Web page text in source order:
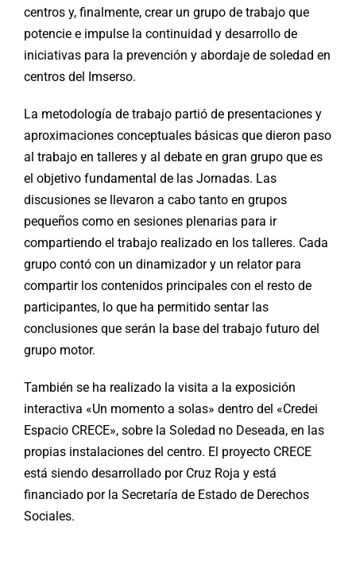
centros y, finalmente, crear un grupo de trabajo que
potencie e impulse la continuidad y desarrollo de
iniciativas para la prevención y abordaje de soledad en
centros del Imserso.
La metodología de trabajo partió de presentaciones y
aproximaciones conceptuales básicas que dieron paso
al trabajo en talleres y al debate en gran grupo que es
el objetivo fundamental de las Jornadas. Las
discusiones se llevaron a cabo tanto en grupos
pequeños como en sesiones plenarias para ir
compartiendo el trabajo realizado en los talleres. Cada
grupo contó con un dinamizador y un relator para
compartir los contenidos principales con el resto de
participantes, lo que ha permitido sentar las
conclusiones que serán la base del trabajo futuro del
grupo motor.
También se ha realizado la visita a la exposición
interactiva «Un momento a solas» dentro del «Credei
Espacio CRECE», sobre la Soledad no Deseada, en las
propias instalaciones del centro. El proyecto CRECE
está siendo desarrollado por Cruz Roja y está
financiado por la Secretaría de Estado de Derechos
Sociales.